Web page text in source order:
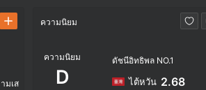
มเส
ความนิยม
ความนิยม
D
ดัชนีอิทธิพล NO.1
ไต้หวัน 2.68